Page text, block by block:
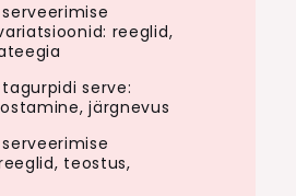
reeglid,
serve:
järgnevus
teostus,